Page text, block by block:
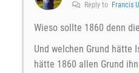
Reply to Francis
Wieso sollte 1860 denn
Und welchen Grund hätte
hätte 1860 allen Grund